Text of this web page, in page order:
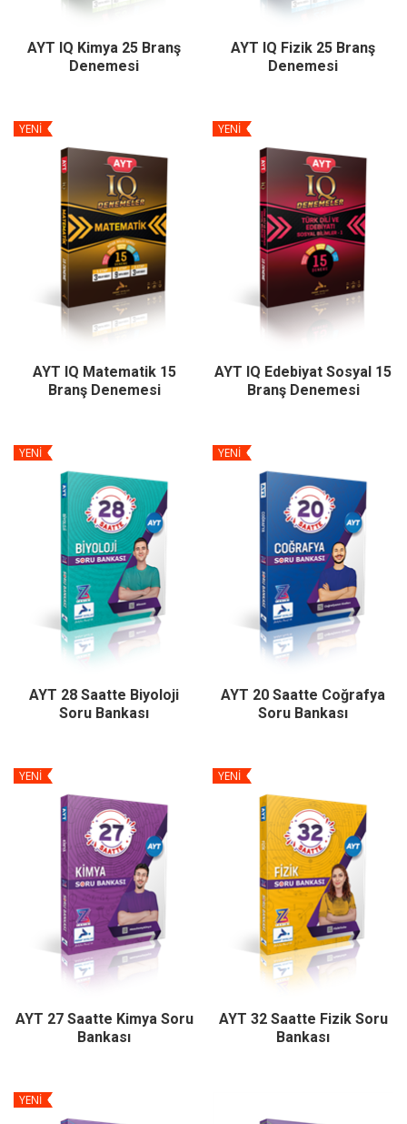
AYT IQ Kimya 25 Branş
Denemesi
AYT IQ Fizik 25 Branş
Denemesi
YENİ
AYT IQ Matematik 15
Branş Denemesi
YENİ
AYT IQ Edebiyat Sosyal 15
Branş Denemesi
YENİ
AYT 28 Saatte Biyoloji
Soru Bankası
YENİ
AYT 20 Saatte Coğrafya
Soru Bankası
YENİ
AYT 27 Saatte Kimya Soru
Bankası
YENİ
AYT 32 Saatte Fizik Soru
Bankası
YENİ